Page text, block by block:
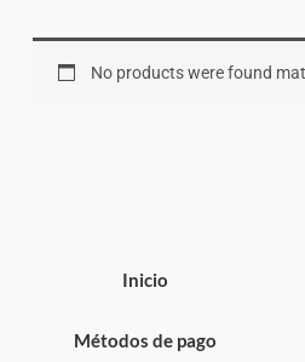
No products were found
Inicio
Métodos de pago